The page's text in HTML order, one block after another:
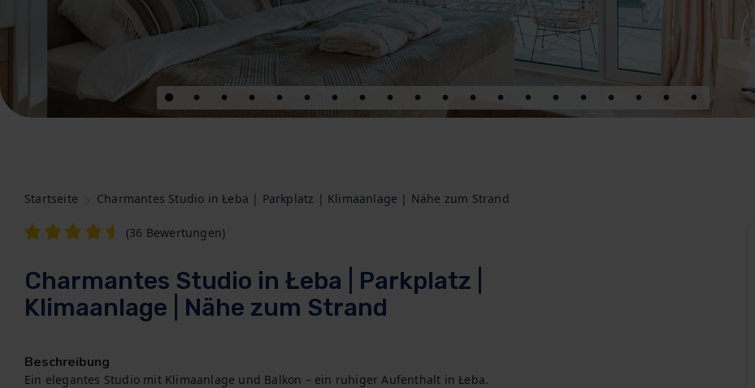
Startseite Charmantes Studio in Łeba | Parkplatz | Klimaanlage | Nähe zum Strand
(36 Bewertungen)
Charmantes Studio in Łeba | Parkplatz |
Klimaanlage | Nähe zum Strand
Beschreibung
Ein elegantes Studio mit Klimaanlage und Balkon – ein ruhiger Aufenthalt in Łeba.